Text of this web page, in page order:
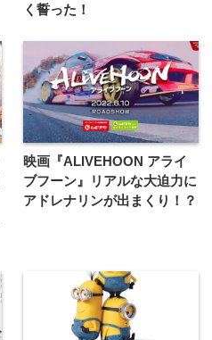
く誓った！
映画『ALIVEHOON アライ
ブフーン』リアルな大迫力に
アドレナリンが出まくり！？